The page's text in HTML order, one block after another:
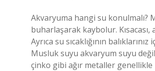
Akvaryuma hangi su konulmalı?
buharlaşarak kaybolur.
Ayrıca su sıcaklığının
Musluk suyu akvaryum suyu
çinko gibi ağır metaller genellikle